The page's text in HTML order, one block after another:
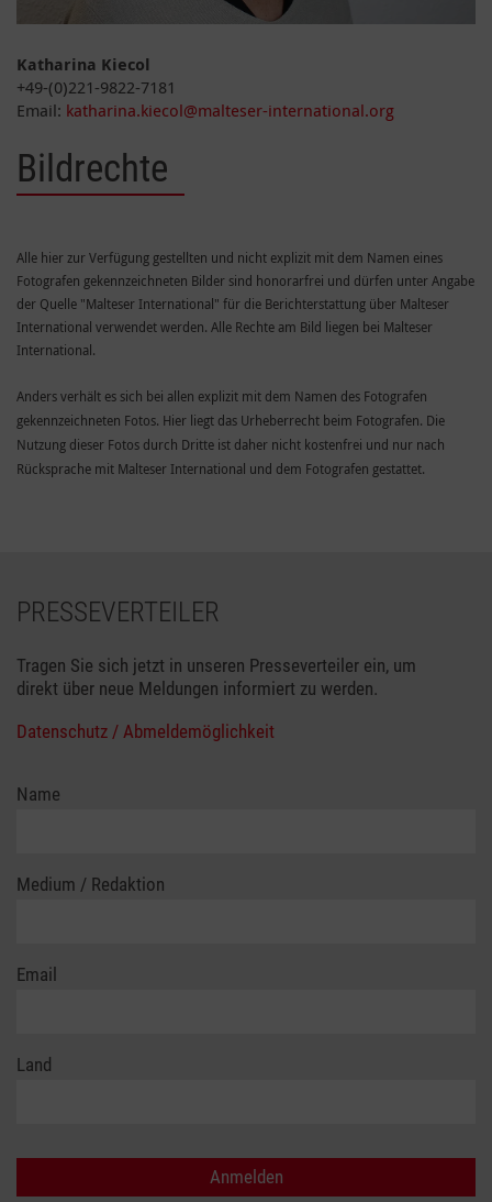
Katharina Kiecol
+49-(0)221-9822-7181
Email: katharina.kiecol@malteser-international.org
Bildrechte
Alle hier zur Verfügung gestellten und nicht explizit mit dem Namen eines
Fotografen gekennzeichneten Bilder sind honorarfrei und dürfen unter Angabe
der Quelle "Malteser International" für die Berichterstattung über Malteser
International verwendet werden. Alle Rechte am Bild liegen bei Malteser
International.
Anders verhält es sich bei allen explizit mit dem Namen des Fotografen
gekennzeichneten Fotos. Hier liegt das Urheberrecht beim Fotografen. Die
Nutzung dieser Fotos durch Dritte ist daher nicht kostenfrei und nur nach
Rücksprache mit Malteser International und dem Fotografen gestattet.
PRESSEVERTEILER
Tragen Sie sich jetzt in unseren Presseverteiler ein, um
direkt über neue Meldungen informiert zu werden.
Datenschutz / Abmeldemöglichkeit
Name
Medium / Redaktion
Email
Land